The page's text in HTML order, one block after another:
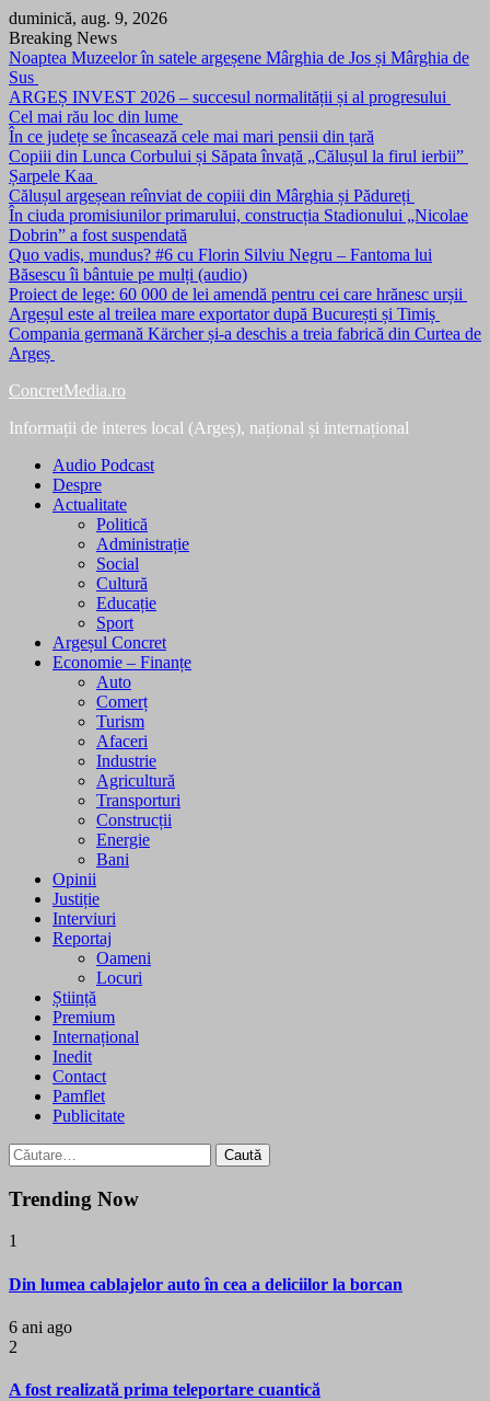
Skip
to
content
duminică, aug. 9, 2026
Breaking News
Noaptea Muzeelor în satele argeșene Mârghia de Jos și Mârghia de
Sus
ARGEȘ INVEST 2026 – succesul normalității și al progresului
Cel mai rău loc din lume
În ce județe se încasează cele mai mari pensii din țară
Copiii din Lunca Corbului și Săpata învață „Călușul la firul ierbii”
Șarpele Kaa
Călușul argeșean reînviat de copiii din Mârghia și Pădureți
În ciuda promisiunilor primarului, construcția Stadionului „Nicolae
Dobrin” a fost suspendată
Quo vadis, mundus? #6 cu Florin Silviu Negru – Fantoma lui
Băsescu îi bântuie pe mulți (audio)
Proiect de lege: 60 000 de lei amendă pentru cei care hrănesc urșii
Argeșul este al treilea mare exportator după București și Timiș
Compania germană Kärcher și-a deschis a treia fabrică din Curtea de
Argeș
ConcretMedia.ro
Informații de interes local (Argeș), național și internațional
Audio Podcast
Despre
Actualitate
Politică
Administrație
Social
Cultură
Educație
Sport
Argeșul Concret
Economie – Finanțe
Auto
Comerț
Turism
Afaceri
Industrie
Agricultură
Transporturi
Construcții
Energie
Bani
Opinii
Justiție
Interviuri
Reportaj
Oameni
Locuri
Știință
Premium
Internațional
Inedit
Contact
Pamflet
Publicitate
Caută
după:
Trending Now
1
Din lumea cablajelor auto în cea a deliciilor la borcan
6 ani ago
2
A fost realizată prima teleportare cuantică